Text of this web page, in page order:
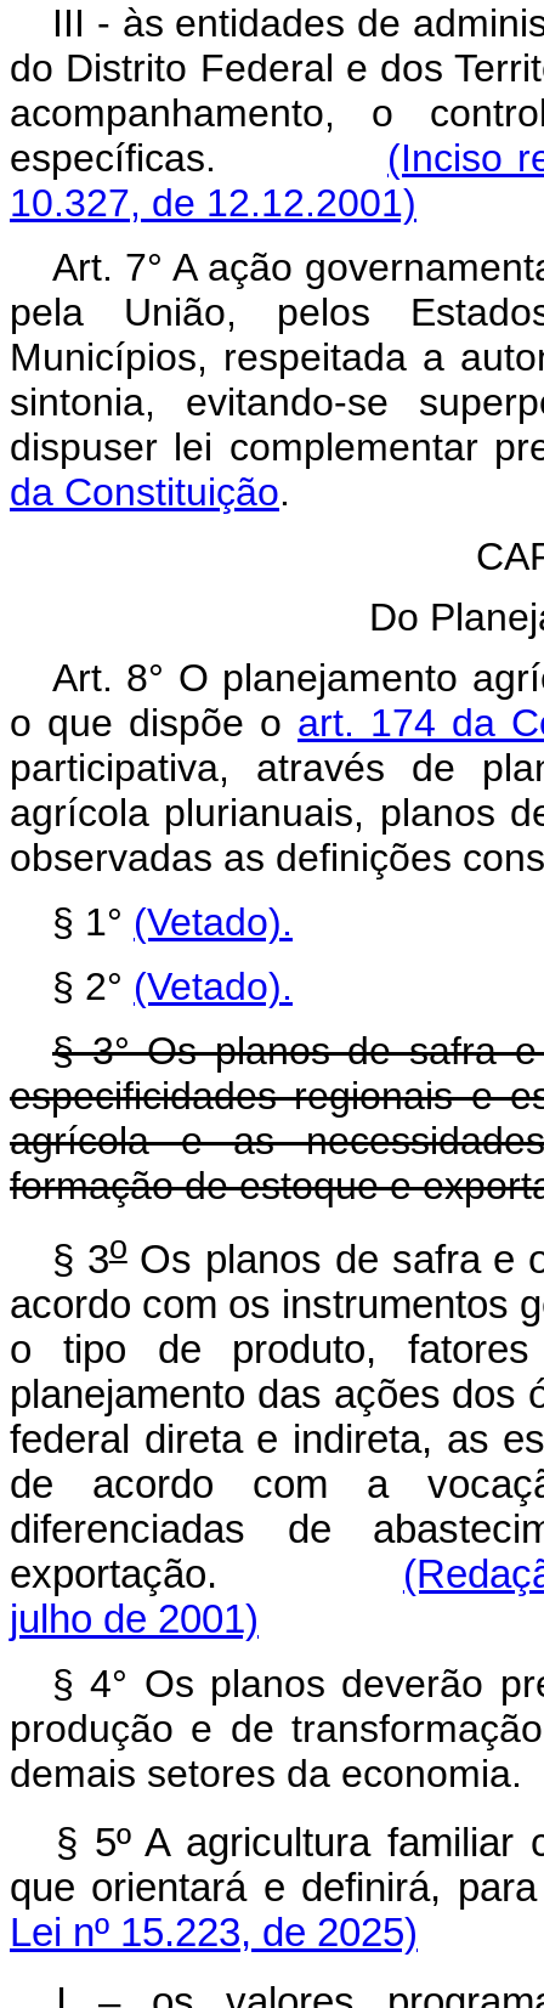
III - às entidades de
do Distrito Federal e dos
acompanhamento, o
específicas. (Inciso
10.327, de 12.12.2001)
Art. 7° A ação
pela União, pelos
Municípios, respeitada a
sintonia, evitando-se
dispuser lei complementar
da Constituição.
Do
Art. 8° O planejamento
o que dispõe o art. 174 da
participativa, através de
agrícola plurianuais, planos
observadas as definições
§ 1° (Vetado).
§ 2° (Vetado).
§ 3° Os planos de safra
especificidades regionais e
agrícola e as
formação de estoque e
§ 3oOs planos de safra e
acordo com os instrumentos
o tipo de produto, fatores
planejamento das ações dos
federal direta e indireta, as
de acordo com a
diferenciadas de
exportação.
julho de 2001)
§ 4° Os planos deverão
produção e de
demais setores da economia.
§ 5º A agricultura familiar
que orientará e definirá,
Lei nº 15.223, de 2025)